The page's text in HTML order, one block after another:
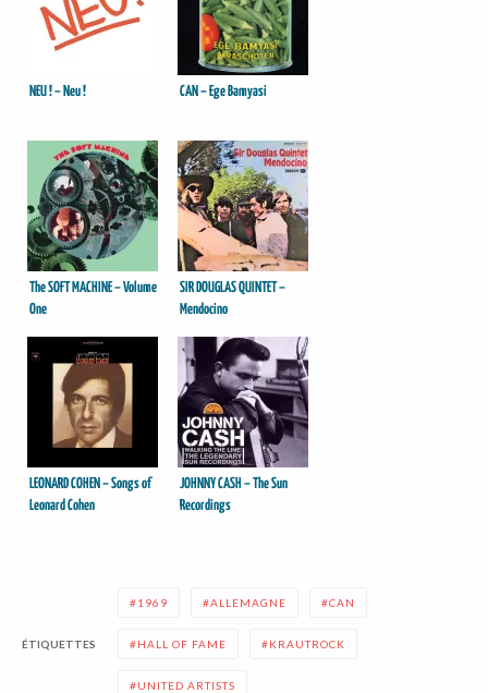
NEU ! – Neu ! CAN – Ege Bamyasi
The SOFT MACHINE – Volume
One
SIR DOUGLAS QUINTET –
Mendocino
LEONARD COHEN – Songs of
Leonard Cohen
JOHNNY CASH – The Sun
Recordings
ÉTIQUETTES
1969 ALLEMAGNE CAN
HALL OF FAME KRAUTROCK
UNITED ARTISTS